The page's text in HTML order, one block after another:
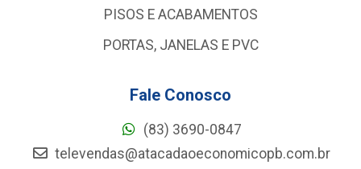
PISOS E ACABAMENTOS
PORTAS, JANELAS E PVC
Fale Conosco
(83) 3690-0847
televendas@atacadaoeconomicopb.com.br